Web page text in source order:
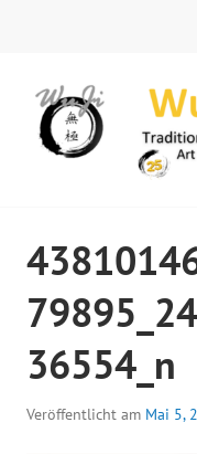
36554_n
Veröffentlicht am Mai 5,